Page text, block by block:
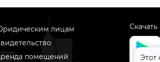
Этот
лицам
помещений